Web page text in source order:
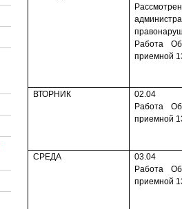
Работа
приемной
ВТОРНИК
02.04
Работа
приемной
СРЕДА
03.04
Работа
приемной